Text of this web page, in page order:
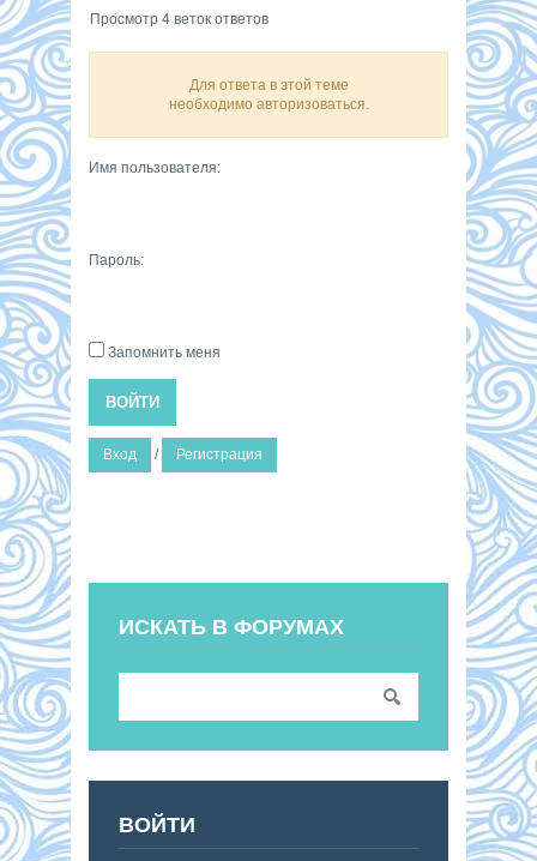
Просмотр 4 веток ответов
Для ответа в этой теме
необходимо авторизоваться.
Имя пользователя:
Пароль:
Запомнить меня
ВОЙТИ
Вход / Регистрация
ИСКАТЬ В ФОРУМАХ
ВОЙТИ